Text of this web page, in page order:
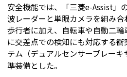
安全機能では、「三菱e-Assist」
波レーダーと単眼カメラを組み
歩行者に加え、自転車や自動二
に交差点での検知にも対応する
テム（デュアルセンサーブレー
準装備とした。